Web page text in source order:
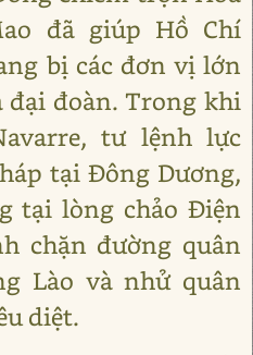
đã giúp Hồ Chí
bị các đơn vị lớn
đại đoàn. Trong khi
tư lệnh lực
tại Đông Dương,
tại lòng chảo Điện
chặn đường quân
Lào và nhử quân
diệt.